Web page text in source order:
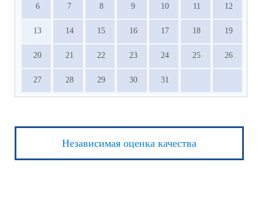
6 7 8 9 10 11 12
13 14 15 16 17 18 19
20 21 22 23 24 25 26
27 28 29 30 31
Независимая оценка качества